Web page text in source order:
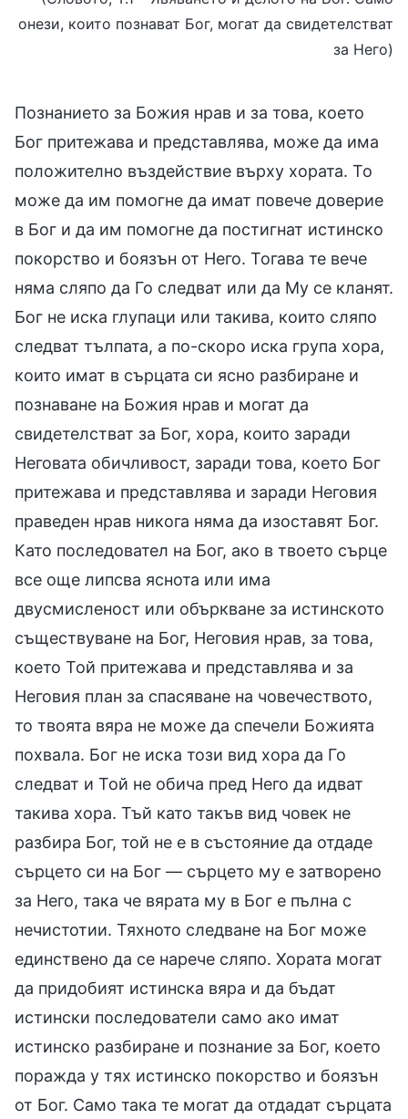
онези, които познават Бог, могат да свидетелстват
за Него)
Познанието за Божия нрав и за това, което
Бог притежава и представлява, може да има
положително въздействие върху хората. То
може да им помогне да имат повече доверие
в Бог и да им помогне да постигнат истинско
покорство и боязън от Него. Тогава те вече
няма сляпо да Го следват или да Му се кланят.
Бог не иска глупаци или такива, които сляпо
следват тълпата, а по-скоро иска група хора,
които имат в сърцата си ясно разбиране и
познаване на Божия нрав и могат да
свидетелстват за Бог, хора, които заради
Неговата обичливост, заради това, което Бог
притежава и представлява и заради Неговия
праведен нрав никога няма да изоставят Бог.
Като последовател на Бог, ако в твоето сърце
все още липсва яснота или има
двусмисленост или объркване за истинското
съществуване на Бог, Неговия нрав, за това,
което Той притежава и представлява и за
Неговия план за спасяване на човечеството,
то твоята вяра не може да спечели Божията
похвала. Бог не иска този вид хора да Го
следват и Той не обича пред Него да идват
такива хора. Тъй като такъв вид човек не
разбира Бог, той не е в състояние да отдаде
сърцето си на Бог — сърцето му е затворено
за Него, така че вярата му в Бог е пълна с
нечистотии. Тяхното следване на Бог може
единствено да се нарече сляпо. Хората могат
да придобият истинска вяра и да бъдат
истински последователи само ако имат
истинско разбиране и познание за Бог, което
поражда у тях истинско покорство и боязън
от Бог. Само така те могат да отдадат сърцата